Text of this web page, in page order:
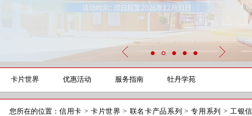
卡片世界 优惠活动 服务指南 牡丹学苑
您所在的位置： 信用卡 > 卡片世界 > 联名卡产品系列 >专用系列 >工银